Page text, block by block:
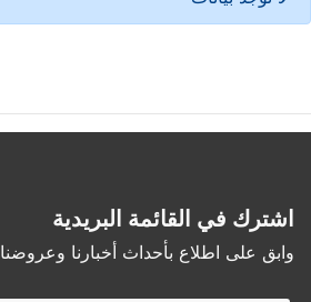
اشترك في القائمة البريدية
وابق على اطلاع بأحداث أخبارنا وعروضنا